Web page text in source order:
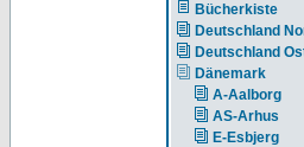
Bücherkiste
Deutschland
Deutschland
Dänemark
A-Aalborg
AS-Arhus
E-Esbjerg